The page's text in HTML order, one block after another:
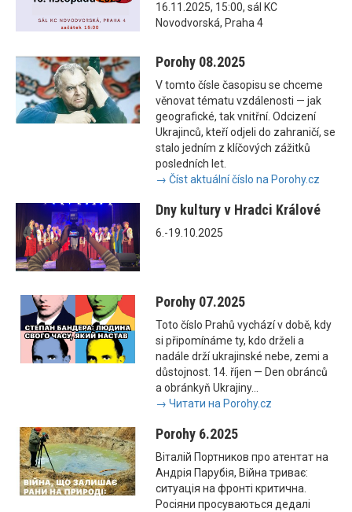
16.11.2025, 15:00, sál KC
Novodvorská, Praha 4
Porohy 08.2025
V tomto čísle časopisu se chceme
věnovat tématu vzdálenosti — jak
geografické, tak vnitřní. Odcizení
Ukrajinců, kteří odjeli do zahraničí, se
stalo jedním z klíčových zážitků
posledních let.
→ Číst aktuální číslo na Porohy.cz
Dny kultury v Hradci Králové
6.-19.10.2025
Porohy 07.2025
Toto číslo Prahů vychází v době, kdy
si připomínáme ty, kdo drželi a
nadále drží ukrajinské nebe, zemi a
důstojnost. 14. říjen — Den obránců
a obránkyň Ukrajiny...
→ Читати на Porohy.cz
Porohy 6.2025
Віталій Портников про атентат на
Андрія Парубія, Війна триває:
ситуація на фронті критична.
Росіяни просуваються дедалі